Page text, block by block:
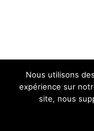
Nous utilisons
expérience sur
site, nous